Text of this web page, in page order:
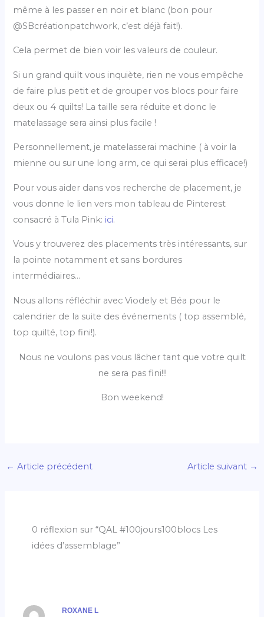
même à les passer en noir et blanc (bon pour
@SBcréationpatchwork, c’est déjà fait!).
Cela permet de bien voir les valeurs de couleur.
Si un grand quilt vous inquiète, rien ne vous empêche
de faire plus petit et de grouper vos blocs pour faire
deux ou 4 quilts! La taille sera réduite et donc le
matelassage sera ainsi plus facile !
Personnellement, je matelasserai machine ( à voir la
mienne ou sur une long arm, ce qui serai plus efficace!)
Pour vous aider dans vos recherche de placement, je
vous donne le lien vers mon tableau de Pinterest
consacré à Tula Pink: ici.
Vous y trouverez des placements très intéressants, sur
la pointe notamment et sans bordures
intermédiaires…
Nous allons réfléchir avec Viodely et Béa pour le
calendrier de la suite des événements ( top assemblé,
top quilté, top fini!).
Nous ne voulons pas vous lâcher tant que votre quilt
ne sera pas fini!!!
Bon weekend!
← Article précédent Article suivant →
0 réflexion sur “QAL #100jours100blocs Les
idées d’assemblage”
ROXANE L